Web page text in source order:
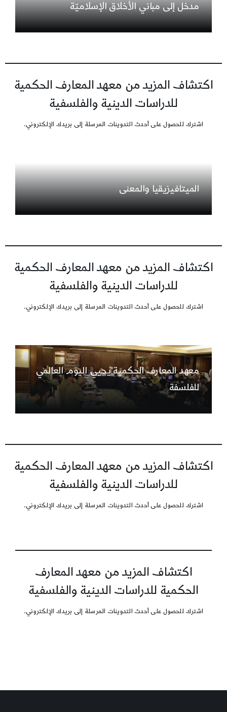
مدخل إلى مباني الأخلاق الإسلاميّة
اكتشاف المزيد من معهد المعارف الحكمية
للدراسات الدينية والفلسفية
اشترك للحصول على أحدث التدوينات المرسلة إلى بريدك الإلكتروني.
الميتافيزيقيا والمعنى
اكتشاف المزيد من معهد المعارف الحكمية
للدراسات الدينية والفلسفية
اشترك للحصول على أحدث التدوينات المرسلة إلى بريدك الإلكتروني.
معهد المعارف الحكمية يحيي اليوم العالمي
للفلسفة
اكتشاف المزيد من معهد المعارف الحكمية
للدراسات الدينية والفلسفية
اشترك للحصول على أحدث التدوينات المرسلة إلى بريدك الإلكتروني.
اكتشاف المزيد من معهد المعارف
الحكمية للدراسات الدينية والفلسفية
اشترك للحصول على أحدث التدوينات المرسلة إلى بريدك الإلكتروني.